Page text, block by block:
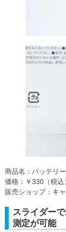
商品名：バッテリ
価格：￥330（税込
販売ショップ：キ
スライダー
測定が可能